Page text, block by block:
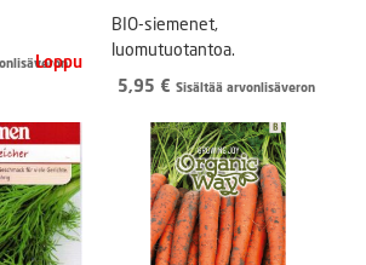
BIO-siemenet,
luomutuotantoa.
5,95 € Sisältää arvonlisäveron